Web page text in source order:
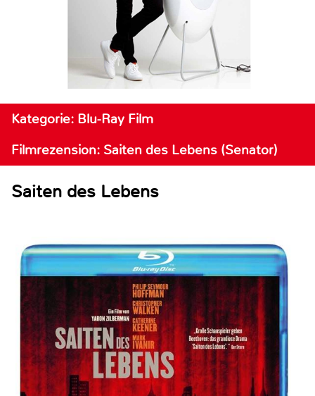
Kategorie: Blu-Ray Film
Filmrezension: Saiten des Lebens (Senator)
Saiten des Lebens